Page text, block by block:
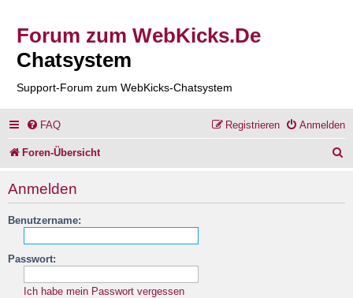
Forum zum WebKicks.De
Chatsystem
Support-Forum zum WebKicks-Chatsystem
FAQ Anmelden
Registrieren
Foren-Übersicht
Anmelden
Benutzername:
Passwort:
Ich habe mein Passwort vergessen